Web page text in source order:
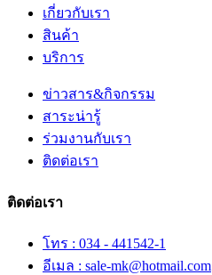
เกี่ยวกับเรา
สินค้า
บริการ
ข่าวสาร&กิจกรรม
สาระน่ารู้
ร่วมงานกับเรา
ติดต่อเรา
ติดต่อเรา
โทร : 034 - 441542-1
อีเมล : sale-mk@hotmail.com